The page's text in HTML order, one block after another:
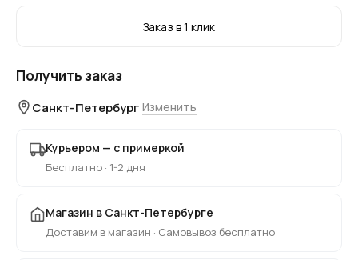
Заказ в 1 клик
Получить заказ
Санкт-Петербург Изменить
Курьером — с примеркой
Бесплатно · 1-2 дня
Магазин в Санкт-Петербурге
Доставим в магазин · Самовывоз бесплатно